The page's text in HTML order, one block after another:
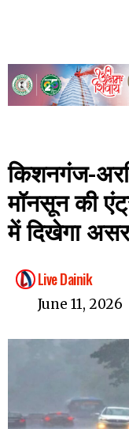
किशनगंज-
मॉनसून की
में दिखेगा असर
Live Dainik
June 11, 2026